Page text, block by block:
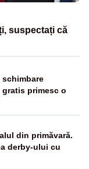
suspectați că
schimbare
primesc o
din primăvară.
derby-ului cu